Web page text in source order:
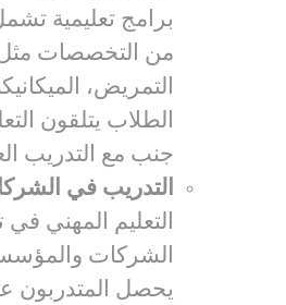
برامج تعليمية
من التخصصات مثل
التمريض،
الطلاب يتلقون
جنب مع التدريب
التدريب في
التعليم المهني في
الشركات
يحصل المتدربون